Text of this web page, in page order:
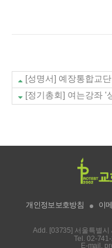
개인정보보호방침 이
Add. [03735] 서울특별시
Tel. 02-
E-mail.